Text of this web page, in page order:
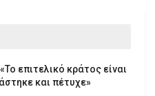
επιτελικό κράτος είναι
και πέτυχε»